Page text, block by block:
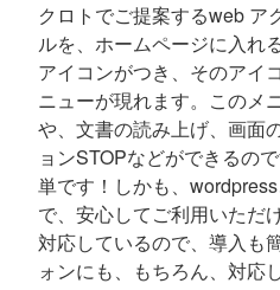
クロトでご提案するweb ア
ルを、ホームページに入れ
アイコンがつき、そのアイ
ニューが現れます。このメ
や、文書の読み上げ、画面
ョンSTOPなどができるの
単です！しかも、
で、安心してご利用いただ
対応しているので、導入も
ォンにも、もちろん、対応